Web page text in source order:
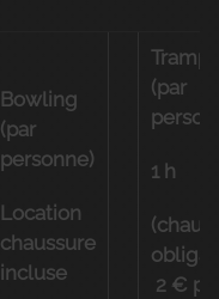
Bowling
(par
personne)
Location
chaussure
incluse
(par
1 h
2 €